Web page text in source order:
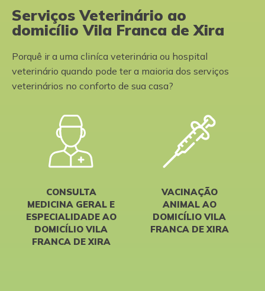
Serviços Veterinário ao
domicílio Vila Franca de Xira
Porquê ir a uma cliníca veterinária ou hospital
veterinário quando pode ter a maioria dos serviços
veterinários no conforto de sua casa?
CONSULTA
MEDICINA GERAL E
ESPECIALIDADE AO
DOMICÍLIO VILA
FRANCA DE XIRA
VACINAÇÃO
ANIMAL AO
DOMICÍLIO VILA
FRANCA DE XIRA